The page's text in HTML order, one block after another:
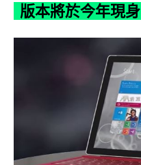
版本將於今年現身